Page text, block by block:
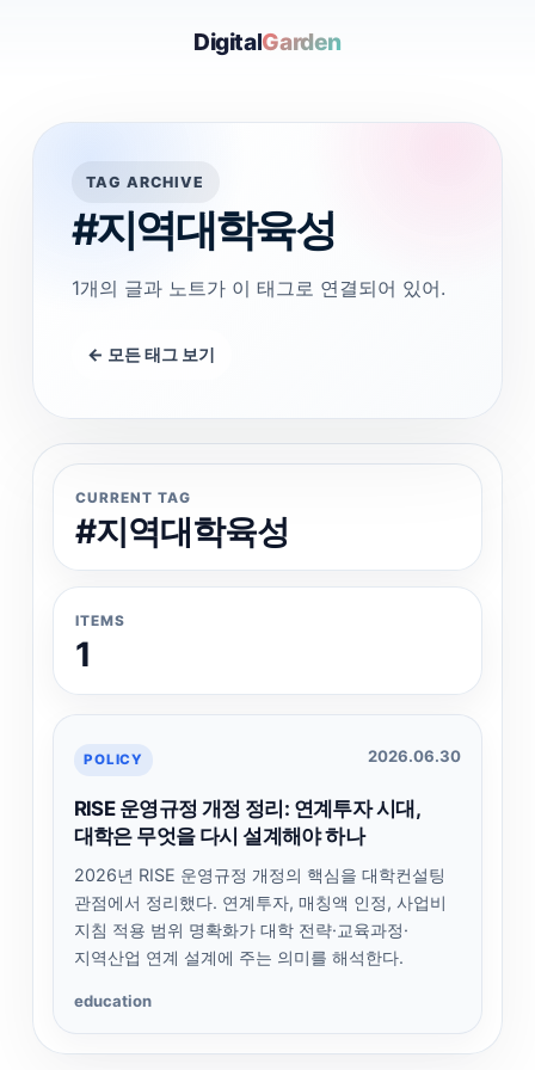
DigitalGarden
TAG ARCHIVE
#지역대학육성
1개의 글과 노트가 이 태그로 연결되어 있어.
← 모든 태그 보기
CURRENT TAG
#지역대학육성
ITEMS
1
POLICY 2026.06.30
RISE 운영규정 개정 정리: 연계투자 시대,
대학은 무엇을 다시 설계해야 하나
2026년 RISE 운영규정 개정의 핵심을 대학컨설팅
관점에서 정리했다. 연계투자, 매칭액 인정, 사업비
지침 적용 범위 명확화가 대학 전략·교육과정·
지역산업 연계 설계에 주는 의미를 해석한다.
education